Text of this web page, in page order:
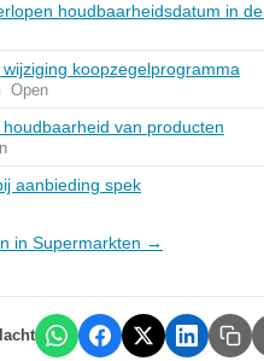
houdbaarheidsdatum in
koopzegelprogramma
Open
van producten
aanbieding spek
in Supermarkten →